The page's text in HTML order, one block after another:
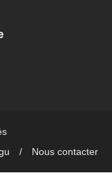
Nous contacter